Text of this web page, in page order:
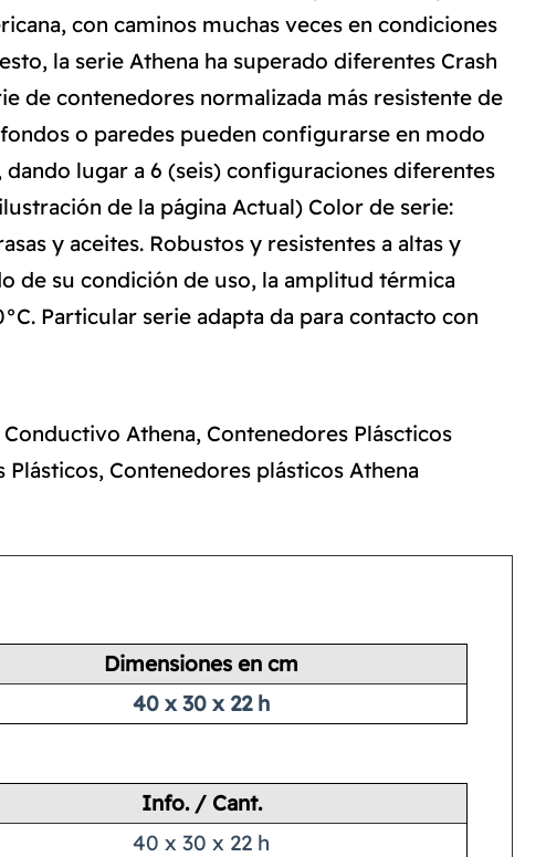
con caminos muchas veces en condiciones
la serie Athena ha superado diferentes Crash
de contenedores normalizada más resistente de
o paredes pueden configurarse en modo
lugar a 6 (seis) configuraciones diferentes
de la página Actual) Color de serie:
y aceites. Robustos y resistentes a altas y
de su condición de uso, la amplitud térmica
Particular serie adapta da para contacto con
Athena, Contenedores Pláscticos
Plásticos, Contenedores plásticos Athena
Dimensiones en cm
40 x 30 x 22 h
Info. / Cant.
40 x 30 x 22 h